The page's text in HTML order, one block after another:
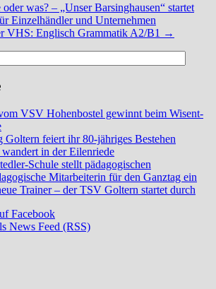
was? – „Unser Barsinghausen“ startet
Einzelhändler und Unternehmen
VHS: Englisch Grammatik A2/B1 →
VSV Hohenbostel gewinnt beim Wisent-
Goltern feiert ihr 80-jähriges Bestehen
in der Eilenriede
Schule stellt pädagogischen
Mitarbeiterin für den Ganztag ein
Trainer – der TSV Goltern startet durch
Facebook
News Feed (RSS)